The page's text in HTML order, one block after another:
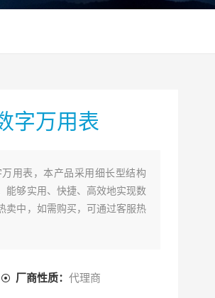
字万用表
用表，本产品采用细长型结构
能够实用、快捷、高效地实现数
卖中，如需购买，可通过客服热
厂商性质：代理商